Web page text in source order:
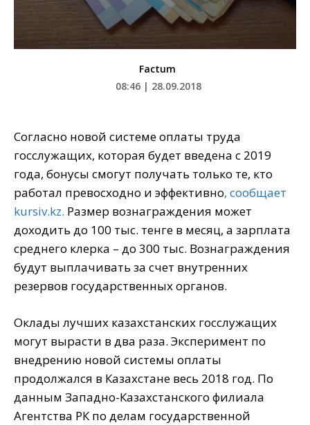
Factum
08:46 | 28.09.2018
Согласно новой системе оплаты труда
госслужащих, которая будет введена с 2019
года, бонусы смогут получать только те, кто
работал превосходно и эффективно, сообщает
kursiv.kz. Размер вознаграждения может
доходить до 100 тыс. тенге в месяц, а зарплата
среднего клерка – до 300 тыс. Вознаграждения
будут выплачивать за счет внутренних
резервов государственных органов.
Оклады лучших казахстанских госслужащих
могут вырасти в два раза. Эксперимент по
внедрению новой системы оплаты
продолжался в Казахстане весь 2018 год. По
данным Западно-Казахстанского филиала
Агентства РК по делам государственной